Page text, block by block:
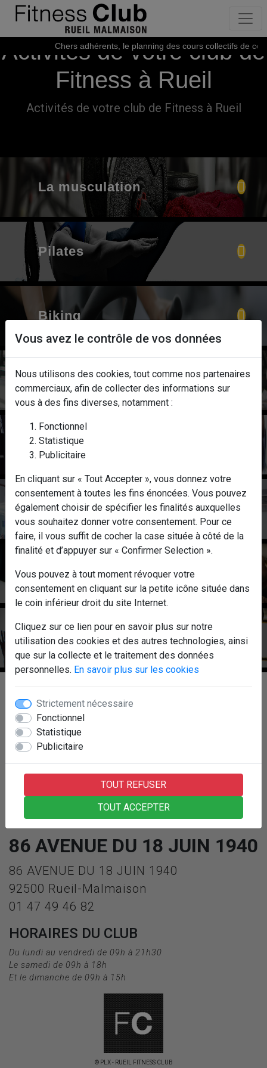
Vous avez le contrôle de vos données
Nous utilisons des cookies, tout comme nos partenaires
commerciaux, afin de collecter des informations sur
vous à des fins diverses, notamment :
Fonctionnel
Statistique
Publicitaire
En cliquant sur « Tout Accepter », vous donnez votre
consentement à toutes les fins énoncées. Vous pouvez
également choisir de spécifier les finalités auxquelles
vous souhaitez donner votre consentement. Pour ce
faire, il vous suffit de cocher la case située à côté de la
finalité et d’appuyer sur « Confirmer Selection ».
Vous pouvez à tout moment révoquer votre
consentement en cliquant sur la petite icône située dans
le coin inférieur droit du site Internet.
Cliquez sur ce lien pour en savoir plus sur notre
utilisation des cookies et des autres technologies, ainsi
que sur la collecte et le traitement des données
personnelles. En savoir plus sur les cookies
Strictement nécessaire
Fonctionnel
Statistique
Publicitaire
TOUT REFUSER
TOUT ACCEPTER
Chers adhérents, le planning des cours collectifs de cet
Activités de votre club de
Fitness à Rueil
Activités de votre club de Fitness à Rueil
La musculation
Pilates
Biking
Stretching
Cardio Training
Zumba
Hiit
Djembel
86 AVENUE DU 18 JUIN 1940
86 AVENUE DU 18 JUIN 1940
92500 Rueil-Malmaison
01 47 49 46 82
HORAIRES DU CLUB
Du lundi au vendredi de 09h à 21h30
Le samedi de 09h à 18h
Et le dimanche de 09h à 15h
© PLX - RUEIL FITNESS CLUB